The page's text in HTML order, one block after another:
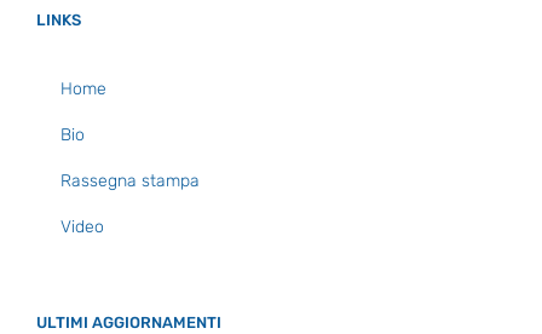
LINKS
Home
Bio
Rassegna stampa
Video
ULTIMI AGGIORNAMENTI